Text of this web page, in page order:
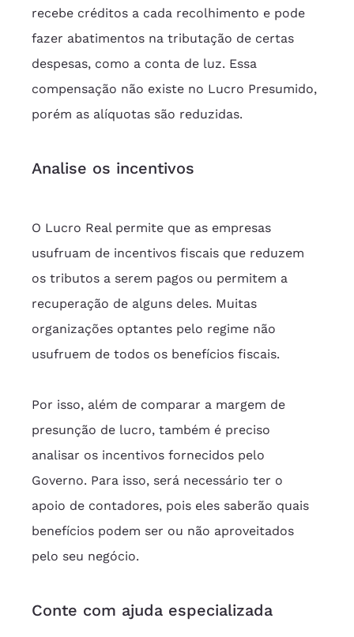
recebe créditos a cada recolhimento e pode
fazer abatimentos na tributação de certas
despesas, como a conta de luz. Essa
compensação não existe no Lucro Presumido,
porém as alíquotas são reduzidas.
Analise os incentivos
O Lucro Real permite que as empresas
usufruam de incentivos fiscais que reduzem
os tributos a serem pagos ou permitem a
recuperação de alguns deles. Muitas
organizações optantes pelo regime não
usufruem de todos os benefícios fiscais.
Por isso, além de comparar a margem de
presunção de lucro, também é preciso
analisar os incentivos fornecidos pelo
Governo. Para isso, será necessário ter o
apoio de contadores, pois eles saberão quais
benefícios podem ser ou não aproveitados
pelo seu negócio.
Conte com ajuda especializada